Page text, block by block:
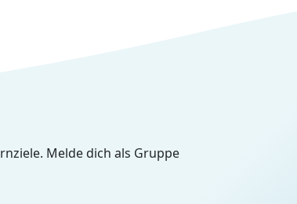
Melde dich als Gruppe